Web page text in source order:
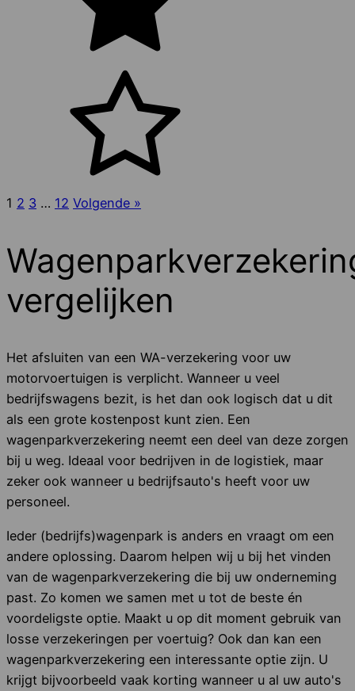
1 2 3 … 12 Volgende »
vergelijken
Het afsluiten van een WA-verzekering voor uw
motorvoertuigen is verplicht. Wanneer u veel
bedrijfswagens bezit, is het dan ook logisch dat u dit
als een grote kostenpost kunt zien. Een
wagenparkverzekering neemt een deel van deze zorgen
bij u weg. Ideaal voor bedrijven in de logistiek, maar
zeker ook wanneer u bedrijfsauto's heeft voor uw
personeel.
Ieder (bedrijfs)wagenpark is anders en vraagt om een
andere oplossing. Daarom helpen wij u bij het vinden
van de wagenparkverzekering die bij uw onderneming
past. Zo komen we samen met u tot de beste én
voordeligste optie. Maakt u op dit moment gebruik van
losse verzekeringen per voertuig? Ook dan kan een
wagenparkverzekering een interessante optie zijn. U
krijgt bijvoorbeeld vaak korting wanneer u al uw auto's